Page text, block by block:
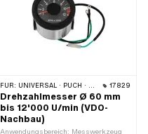
FÜR: UNIVERSAL · PUCH · SACHS 17829
Drehzahlmesser Ø 60 mm
bis 12'000 U/min (VDO-
Nachbau)
Anwendungsbereich: Messwerkzeug